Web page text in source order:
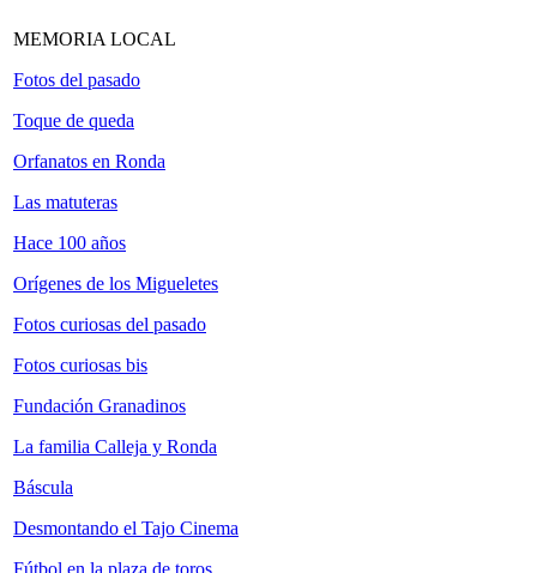
MEMORIA LOCAL
Fotos del pasado
Toque de queda
Orfanatos en Ronda
Las matuteras
Hace 100 años
Orígenes de los Migueletes
Fotos curiosas del pasado
Fotos curiosas bis
Fundación Granadinos
La familia Calleja y Ronda
Báscula
Desmontando el Tajo Cinema
Fútbol en la plaza de toros.